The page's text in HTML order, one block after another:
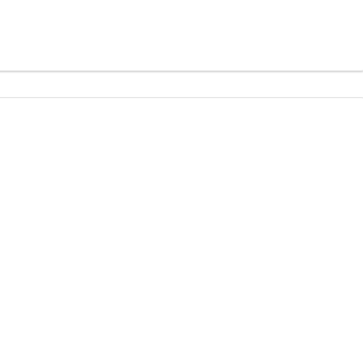
de terrain, en bordure directe d’un ruisseau. Un
types de projets. Résidence principale familiale, création
chambres lumineuses , un bureau et une salle d’eau
comme à l’accueil du public. Cet espace, baigné de